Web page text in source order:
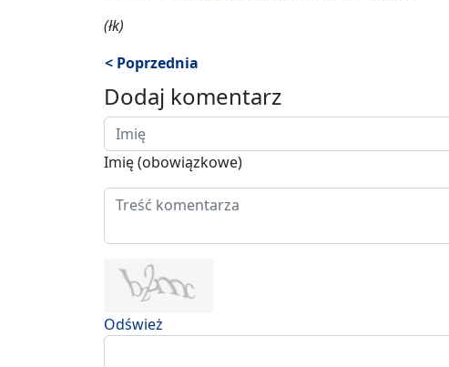
(łk)
< Poprzednia
Dodaj komentarz
Imię (obowiązkowe)
Odśwież